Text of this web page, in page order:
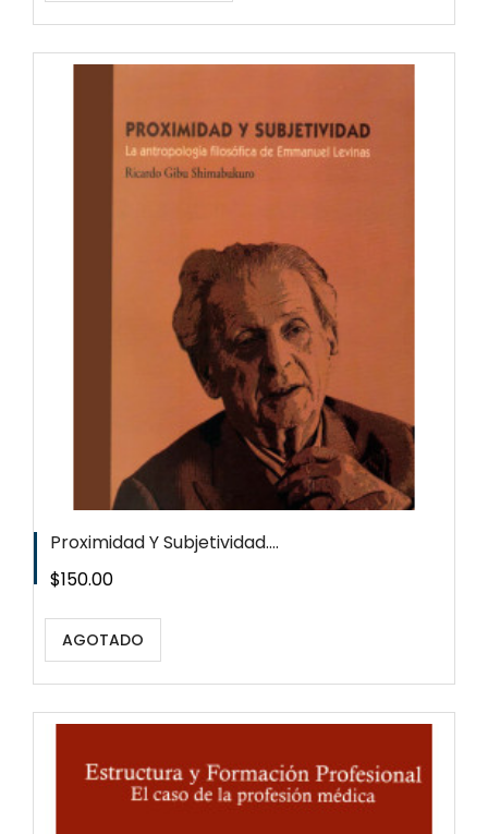
Proximidad Y Subjetividad....
Precio
$150.00
AGOTADO